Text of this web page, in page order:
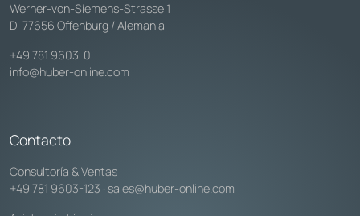
Werner-von-Siemens-Strasse 1
D-77656 Offenburg / Alemania
+49 781 9603-0
info@huber-online.com
Contacto
Consultoría & Ventas
+49 781 9603-123 · sales@huber-online.com